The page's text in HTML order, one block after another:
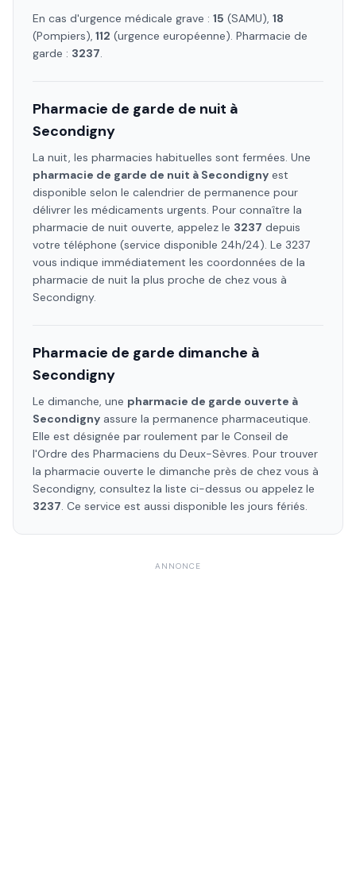
En cas d'urgence médicale grave : 15 (SAMU), 18
(Pompiers), 112 (urgence européenne). Pharmacie de
garde : 3237.
Pharmacie de garde de nuit à
Secondigny
La nuit, les pharmacies habituelles sont fermées. Une
pharmacie de garde de nuit à Secondigny est
disponible selon le calendrier de permanence pour
délivrer les médicaments urgents. Pour connaître la
pharmacie de nuit ouverte, appelez le 3237 depuis
votre téléphone (service disponible 24h/24). Le 3237
vous indique immédiatement les coordonnées de la
pharmacie de nuit la plus proche de chez vous à
Secondigny.
Pharmacie de garde dimanche à
Secondigny
Le dimanche, une pharmacie de garde ouverte à
Secondigny assure la permanence pharmaceutique.
Elle est désignée par roulement par le Conseil de
l'Ordre des Pharmaciens du Deux-Sèvres. Pour trouver
la pharmacie ouverte le dimanche près de chez vous à
Secondigny, consultez la liste ci-dessus ou appelez le
3237. Ce service est aussi disponible les jours fériés.
ANNONCE